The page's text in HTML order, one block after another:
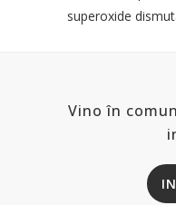
superoxide
Vino în